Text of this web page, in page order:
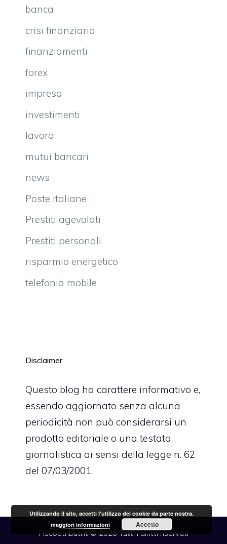
banca
crisi finanziaria
finanziamenti
forex
impresa
investimenti
lavoro
mutui bancari
news
Poste italiane
Prestiti agevolati
Prestiti personali
risparmio energetico
telefonia mobile
Disclaimer
Questo blog ha carattere informativo e,
essendo aggiornato senza alcuna
periodicità non può considerarsi un
prodotto editoriale o una testata
giornalistica ai sensi della legge n. 62
del 07/03/2001.
Fiscoetributi.it © 2026 Tutti i diritti riservati
Utilizzando il sito, accetti l'utilizzo dei cookie da parte nostra.
maggiori informazioni
Accetto